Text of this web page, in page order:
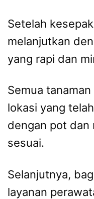
Setelah
melanjutkan
yang rapi dan
Semua
lokasi yang
dengan pot dan
sesuai.
Selanjutnya,
layanan